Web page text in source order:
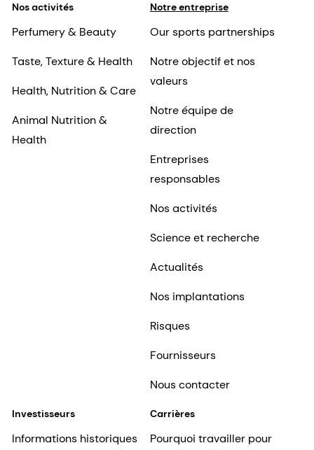
Nos activités
Perfumery & Beauty
Taste, Texture & Health
Health, Nutrition & Care
Animal Nutrition &
Health
Notre entreprise
Our sports partnerships
Notre objectif et nos
valeurs
Notre équipe de
direction
Entreprises
responsables
Nos activités
Science et recherche
Actualités
Nos implantations
Risques
Fournisseurs
Nous contacter
Investisseurs
Informations historiques
Carrières
Pourquoi travailler pour